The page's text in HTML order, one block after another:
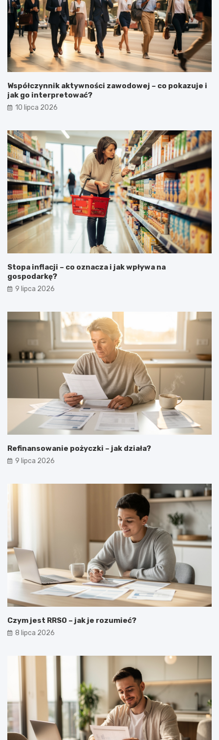
Współczynnik aktywności zawodowej – co pokazuje i
jak go interpretować?
10 lipca 2026
Stopa inflacji – co oznacza i jak wpływa na
gospodarkę?
9 lipca 2026
Refinansowanie pożyczki – jak działa?
9 lipca 2026
Czym jest RRSO – jak je rozumieć?
8 lipca 2026